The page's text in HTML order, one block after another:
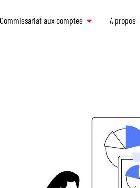
Commissariat aux comptes A propos